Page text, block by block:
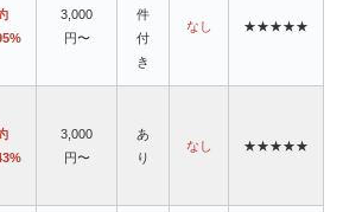
3,000
円〜
件
付
き
なし ★★★★★
3,000
円〜
あ
り
なし ★★★★★